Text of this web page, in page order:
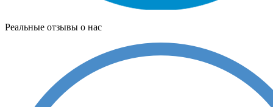
Реальные отзывы о нас